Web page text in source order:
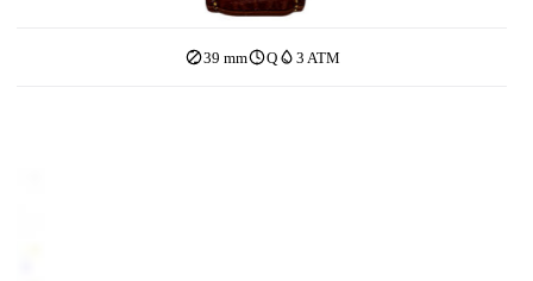
39 mm Q 3 ATM